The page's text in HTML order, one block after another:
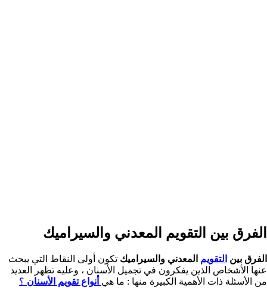
الفرق بين التقويم المعدني والسيراميك
الفرق بين التقويم المعدني والسيراميك تكون أولى النقاط التي يبحث
عنها الأشخاص الذين يفكرون في تجميل الأسنان ، وعليه تظهر العديد
من الأسئلة ذات الأهمية الكبيرة منها : ما هي أنواع تقويم الأسنان ؟